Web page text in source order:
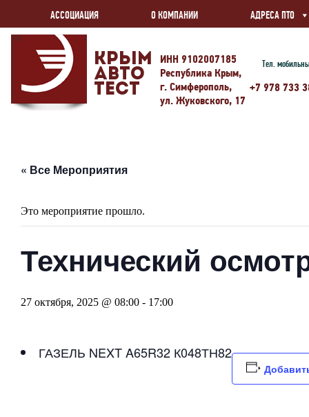
АССОЦИАЦИЯ О КОМПАНИИ АДРЕСА ПТО
Крым
Авто
Тест
ИНН 9102007185
Республика Крым,
г. Симферополь,
ул. Жуковского, 17
Тел.
+7 978 733
« Все Мероприятия
Это мероприятие прошло.
Технический
27 октября, 2025 @ 08:00 - 17:00
ГАЗЕЛЬ NEXT A65R32 К048ТН82